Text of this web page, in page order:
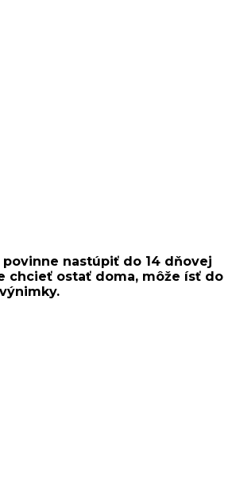
nastúpiť do 14 dňovej
ostať doma, môže ísť do